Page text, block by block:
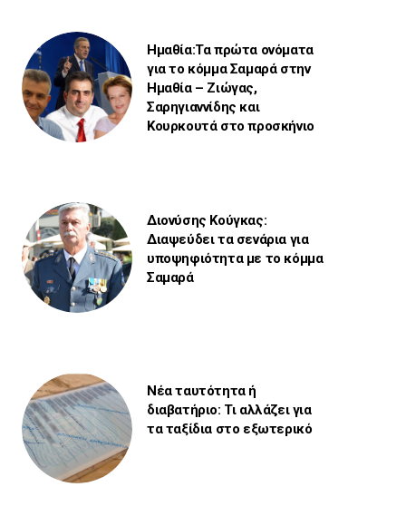
Ημαθία:Τα πρώτα ονόματα
για το κόμμα Σαμαρά στην
Ημαθία – Ζιώγας,
Σαρηγιαννίδης και
Κουρκουτά στο προσκήνιο
Διονύσης Κούγκας:
Διαψεύδει τα σενάρια για
υποψηφιότητα με το κόμμα
Σαμαρά
Νέα ταυτότητα ή
διαβατήριο: Τι αλλάζει για
τα ταξίδια στο εξωτερικό